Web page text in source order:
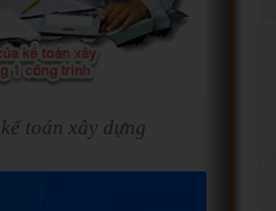
toán xây dựng